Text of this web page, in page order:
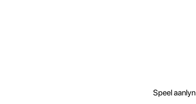
Speel aanlyn